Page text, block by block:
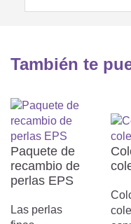
También te
Paquete de
recambio de
perlas EPS
Las perlas